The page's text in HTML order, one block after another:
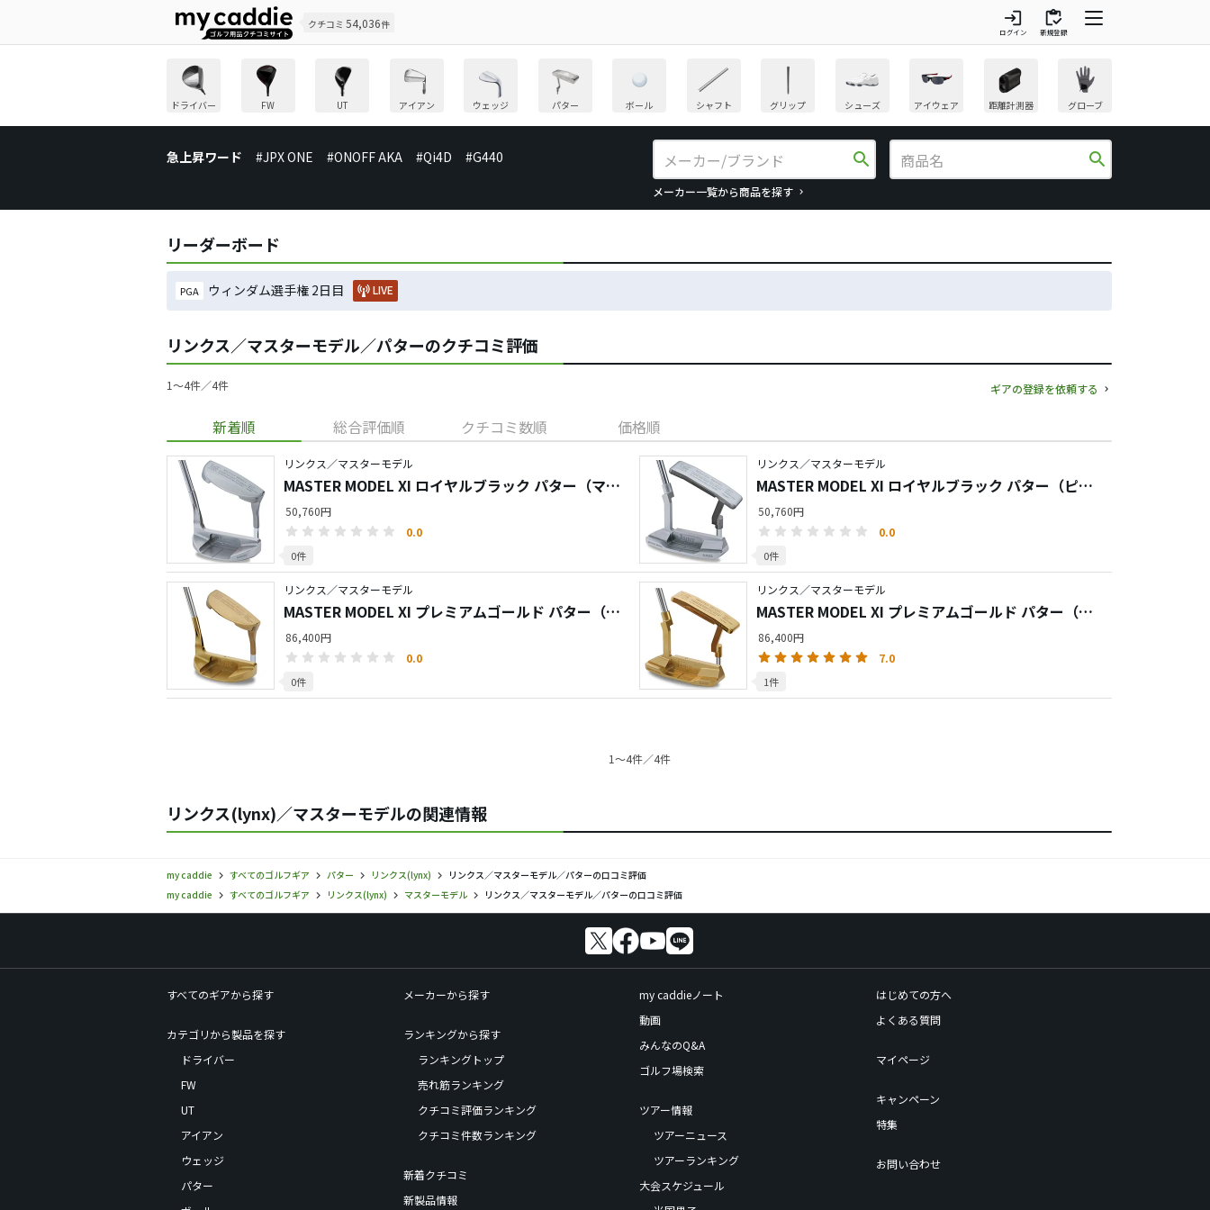
クチコミ 54,036件 login
ログイン
inventory
新規登録
ドライバー FW UT アイアン ウェッジ パター ボール シャフト グリップ シューズ アイウェア 距離計測器 グローブ
急上昇ワード #JPX ONE #ONOFF AKA #Qi4D #G440 search
メーカー一覧から商品を探す
search
リーダーボード
PGA ウィンダム選手権 2日目 LIVE
リンクス／マスターモデル／パターのクチコミ評価
1〜4件／4件 ギアの登録を依頼する
新着順 総合評価順 クチコミ数順 価格順
リンクス／マスターモデル
MASTER MODEL XI ロイヤルブラック パター（マレ
ット型）
50,760円
0.0
0件
リンクス／マスターモデル
MASTER MODEL XI ロイヤルブラック パター（ピン
型）
50,760円
0.0
0件
リンクス／マスターモデル
MASTER MODEL XI プレミアムゴールド パター（マ
レット型）
86,400円
0.0
0件
リンクス／マスターモデル
MASTER MODEL XI プレミアムゴールド パター（ピ
ン型）
86,400円
7.0
1件
1〜4件／4件
リンクス(lynx)／マスターモデルの関連情報
my caddie すべてのゴルフギア パター リンクス(lynx)
リンクス／マスターモデル／パターの口コミ評価
my caddie
すべてのゴルフギア リンクス(lynx) マスターモデル リンクス／マスターモデル／パターの口コミ評価
すべてのギアから探す
カテゴリから製品を探す
ドライバー
FW
UT
アイアン
ウェッジ
パター
メーカーから探す
ランキングから探す
ランキングトップ
売れ筋ランキング
クチコミ評価ランキング
クチコミ件数ランキング
新着クチコミ
新製品情報
my caddieノート
動画
みんなのQ&A
ゴルフ場検索
ツアー情報
ツアーニュース
ツアーランキング
大会スケジュール
はじめての方へ
よくある質問
マイページ
キャンペーン
特集
お問い合わせ